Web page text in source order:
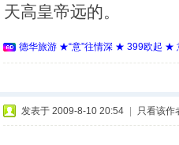
天高皇帝远的。
德华旅游 ★“意”往情深 ★ 399欧起 ★
发表于 2009-8-10 20:54 只看该作